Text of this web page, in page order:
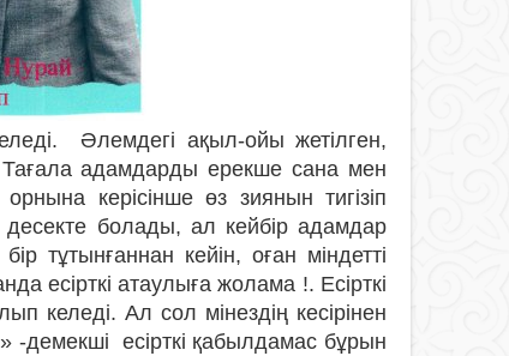
Әлемдегі ақыл-ойы жетілген,
Тағала адамдарды ерекше сана мен
керісінше өз зиянын тигізіп
болады, ал кейбір адамдар
тұтынғаннан кейін, оған міндетті
есірткі атаулыға жолама !. Есірткі
келеді. Ал сол мінездің кесірінен
-демекші есірткі қабылдамас бұрын